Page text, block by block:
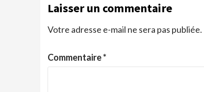
Laisser un commentaire
Votre adresse e-mail ne sera pas publiée.
Commentaire*